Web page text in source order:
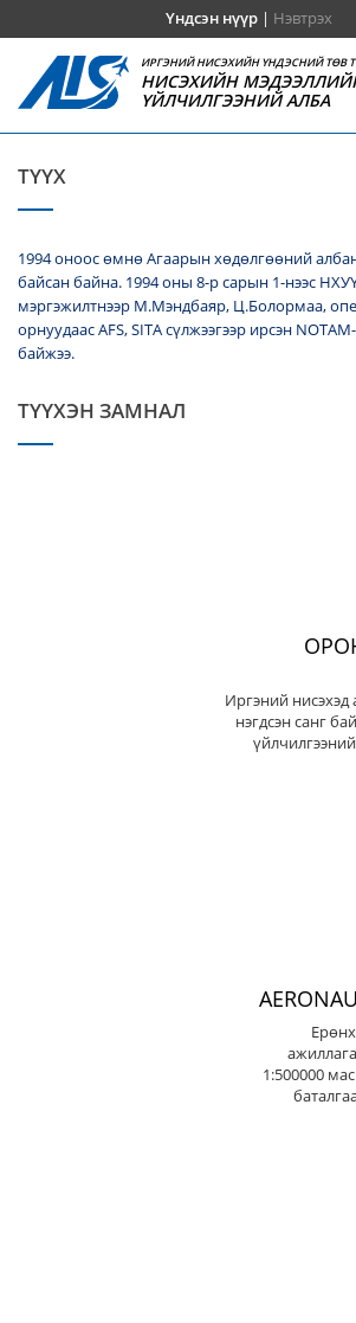
Үндсэн нүүр| Нэвтрэх
ИРГЭНИЙ НИСЭХИЙН ҮНДЭСНИЙ ТӨВ
НИСЭХИЙН
ҮЙЛЧИЛГЭЭНИЙ АЛБА
ТҮҮХ
1994 оноос өмнө Агаарын хөдөлгөөний
байсан байна. 1994 оны 8-р сарын 1-нээс
мэргэжилтнээр М.Мэндбаяр, Ц.Болормаа,
орнуудаас AFS, SITA сүлжээгээр ирсэн
байжээ.
ТҮҮХЭН ЗАМНАЛ
Иргэний
нэгдсэн санг
1:500000